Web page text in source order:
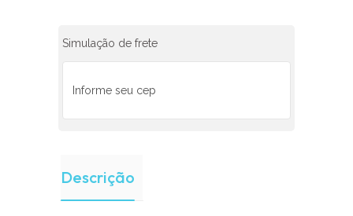
Simulação de frete
Descrição